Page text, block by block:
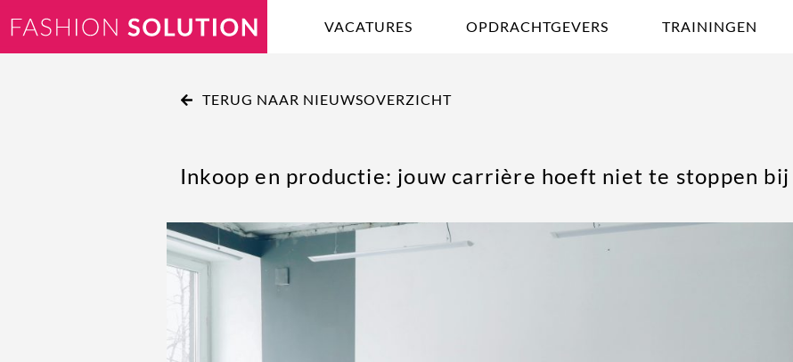
VACATURES OPDRACHTGEVERS TRAININGEN
TERUG NAAR NIEUWSOVERZICHT
Inkoop en productie: jouw carrière hoeft niet te stoppen bij